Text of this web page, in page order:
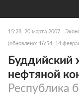
15:28, 20 марта 2007
(обновлено: 16:54, 14
Буддийский
нефтяной
Республика